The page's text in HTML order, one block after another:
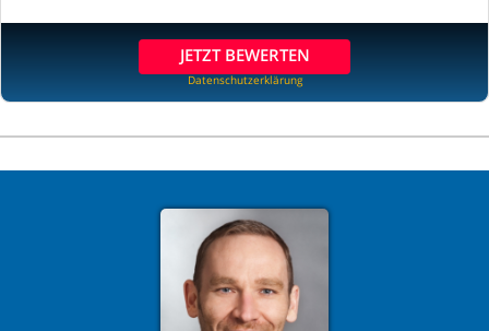
JETZT BEWERTEN
Datenschutzerklärung